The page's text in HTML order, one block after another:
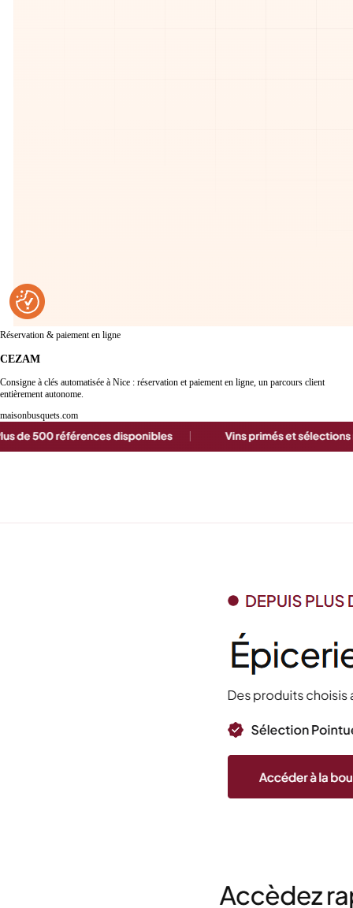
Réservation & paiement en ligne
CEZAM
Consigne à clés automatisée à Nice : réservation et paiement en ligne, un parcours client
entièrement autonome.
maisonbusquets.com